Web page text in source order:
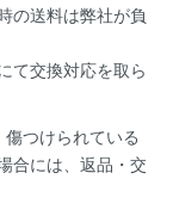
の送料は弊社が負
て交換対応を取ら
つけられている
合には、返品・交